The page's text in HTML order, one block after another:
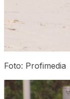
Foto: Profimedia